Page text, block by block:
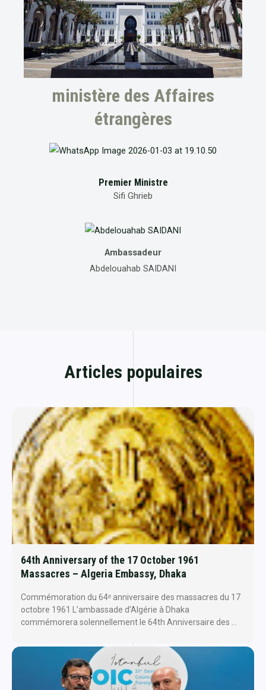
ministère des Affaires
étrangères
Premier Ministre
Sifi Ghrieb
Ambassadeur
Abdelouahab SAIDANI
Articles populaires
64th Anniversary of the 17 October 1961
Massacres – Algeria Embassy, Dhaka
Commémoration du 64ᵉ anniversaire des massacres du 17
octobre 1961 L’ambassade d’Algérie à Dhaka
commémorera solennellement le 64th Anniversaire des …